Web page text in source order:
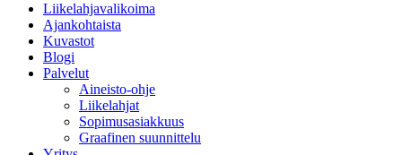
Liikelahjavalikoima
Ajankohtaista
Kuvastot
Blogi
Palvelut
Aineisto-ohje
Liikelahjat
Sopimusasiakkuus
Graafinen suunnittelu